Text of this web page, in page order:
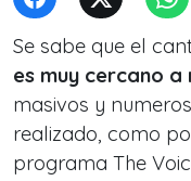
Se sabe que el
es muy cercano a
masivos y
realizado, como
programa The